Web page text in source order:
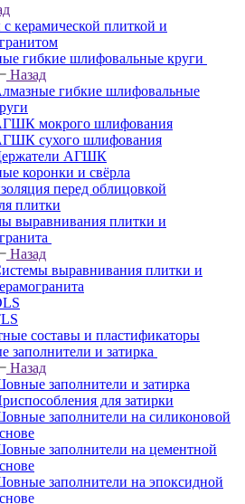
керамической плиткой и
гибкие шлифовальные круги
Назад
гибкие шлифовальные
мокрого шлифования
сухого шлифования
АГШК
коронки и свёрла
перед облицовкой
плитки
выравнивания плитки и
Назад
выравнивания плитки и
составы и пластификаторы
заполнители и затирка
Назад
заполнители и затирка
для затирки
заполнители на силиконовой
заполнители на цементной
заполнители на эпоксидной